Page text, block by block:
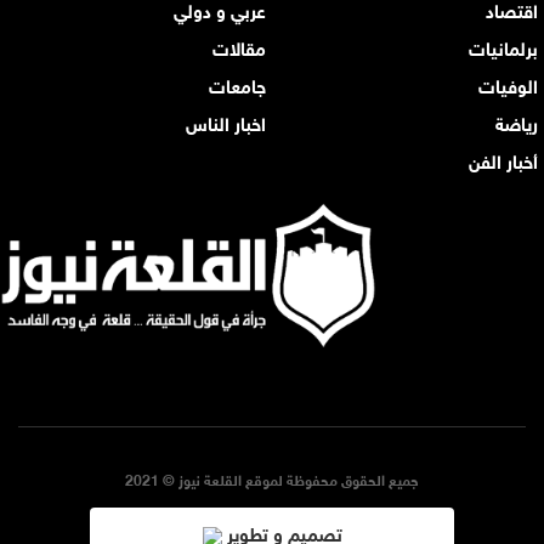
اقتصاد
عربي و دولي
برلمانيات
مقالات
الوفيات
جامعات
رياضة
اخبار الناس
أخبار الفن
جميع الحقوق محفوظة لموقع القلعة نيوز © 2021
تصميم و تطوير